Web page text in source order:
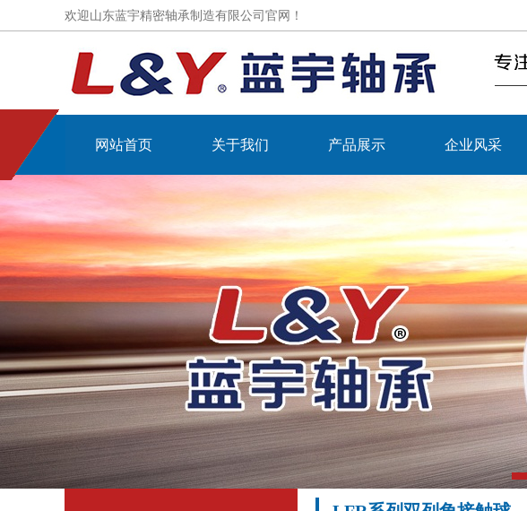
欢迎山东蓝宇精密轴承制造有限公司官网！
网站首页 关于我们 产品展示 企业风采